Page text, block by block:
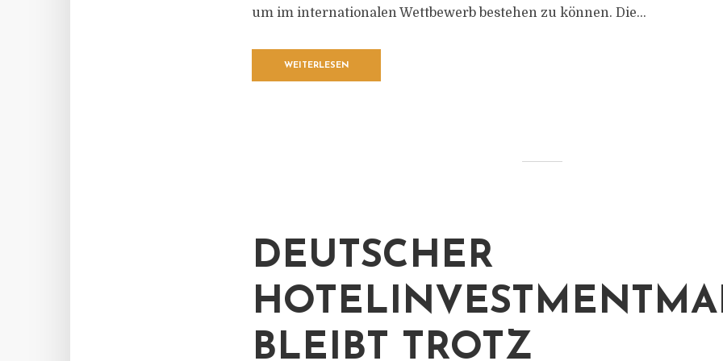
um im internationalen Wettbewerb bestehen zu können. Die...
WEITERLESEN
DEUTSCHER
BLEIBT TROTZ